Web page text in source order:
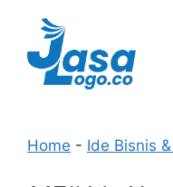
content
Home - Ide Bisnis